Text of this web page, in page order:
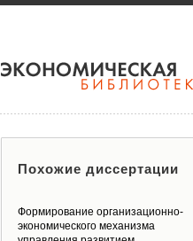
Похожие диссертации
Формирование организационно-
экономического механизма